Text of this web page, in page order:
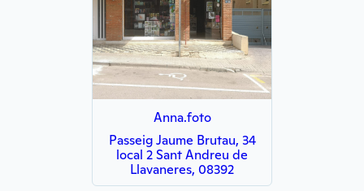
Anna.foto
Passeig Jaume Brutau, 34
local 2 Sant Andreu de
Llavaneres, 08392